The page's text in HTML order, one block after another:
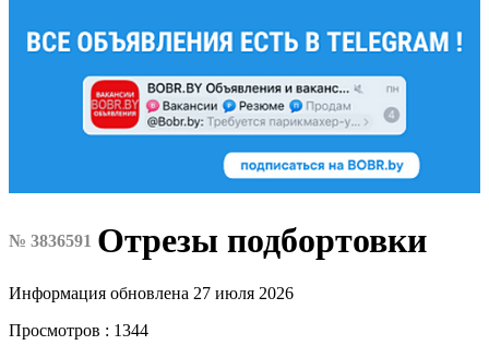
№ 3836591 Отрезы подбортовки
Информация обновлена 27 июля 2026
Просмотров : 1344